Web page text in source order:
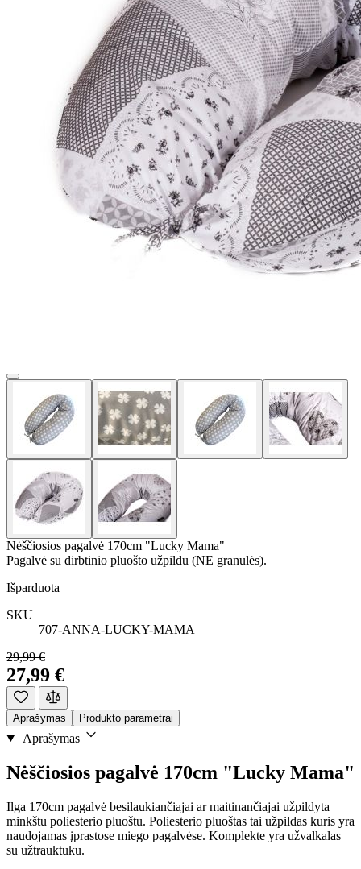
Nėščiosios pagalvė 170cm "Lucky Mama"
Pagalvė su dirbtinio pluošto užpildu (NE granulės).
Išparduota
SKU
707-ANNA-LUCKY-MAMA
29,99 €
27,99 €
Aprašymas Produkto parametrai
Aprašymas
Nėščiosios pagalvė 170cm "Lucky Mama"
Ilga 170cm pagalvė besilaukiančiajai ar maitinančiajai užpildyta
minkštu poliesterio pluoštu. Poliesterio pluoštas tai užpildas kuris yra
naudojamas įprastose miego pagalvėse. Komplekte yra užvalkalas
su užtrauktuku.